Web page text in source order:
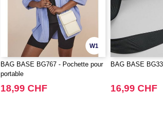
W1
BAG BASE BG767 - Pochette pour
portable
18,99 CHF
BAG BASE
16,99 CHF